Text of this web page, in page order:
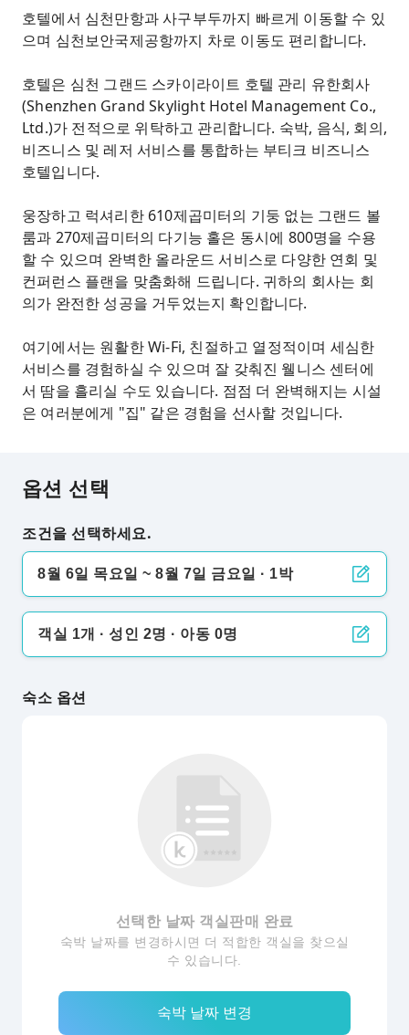
호텔에서 심천만항과 사구부두까지 빠르게 이동할 수 있
으며 심천보안국제공항까지 차로 이동도 편리합니다.
호텔은 심천 그랜드 스카이라이트 호텔 관리 유한회사
(Shenzhen Grand Skylight Hotel Management Co.,
Ltd.)가 전적으로 위탁하고 관리합니다. 숙박, 음식, 회의,
비즈니스 및 레저 서비스를 통합하는 부티크 비즈니스
호텔입니다.
웅장하고 럭셔리한 610제곱미터의 기둥 없는 그랜드 볼
룸과 270제곱미터의 다기능 홀은 동시에 800명을 수용
할 수 있으며 완벽한 올라운드 서비스로 다양한 연회 및
컨퍼런스 플랜을 맞춤화해 드립니다. 귀하의 회사는 회
의가 완전한 성공을 거두었는지 확인합니다.
여기에서는 원활한 Wi-Fi, 친절하고 열정적이며 세심한
서비스를 경험하실 수 있으며 잘 갖춰진 웰니스 센터에
서 땀을 흘리실 수도 있습니다. 점점 더 완벽해지는 시설
은 여러분에게 "집" 같은 경험을 선사할 것입니다.
옵션 선택
조건을 선택하세요.
8월 6일 목요일 ~ 8월 7일 금요일 · 1박
객실 1개 · 성인 2명 · 아동 0명
숙소 옵션
선택한 날짜 객실판매 완료
숙박 날짜를 변경하시면 더 적합한 객실을 찾으실
수 있습니다.
숙박 날짜 변경